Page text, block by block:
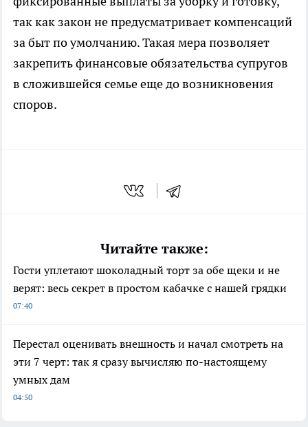
так как закон не предусматривает компенсаций
за быт по умолчанию. Такая мера позволяет
закрепить финансовые обязательства супругов
в сложившейся семье еще до возникновения
споров.
Читайте также:
Гости уплетают шоколадный торт за обе щеки и не
верят: весь секрет в простом кабачке с нашей грядки
07:40
Перестал оценивать внешность и начал смотреть на
эти 7 черт: так я сразу вычисляю по-настоящему
умных дам
04:50